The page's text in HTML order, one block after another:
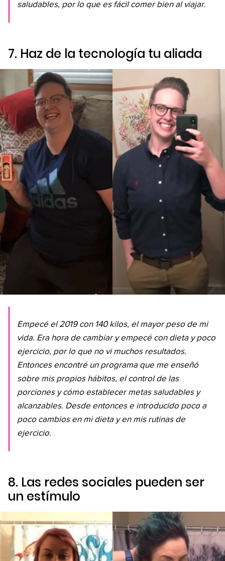
saludables, por lo que es fácil comer bien al viajar.
7. Haz de la tecnología tu aliada
Empecé el 2019 con 140 kilos, el mayor peso de mi
vida. Era hora de cambiar y empecé con dieta y poco
ejercicio, por lo que no vi muchos resultados.
Entonces encontré un programa que me enseñó
sobre mis propios hábitos, el control de las
porciones y cómo establecer metas saludables y
alcanzables. Desde entonces e introducido poco a
poco cambios en mi dieta y en mis rutinas de
ejercicio.
8. Las redes sociales pueden ser
un estímulo